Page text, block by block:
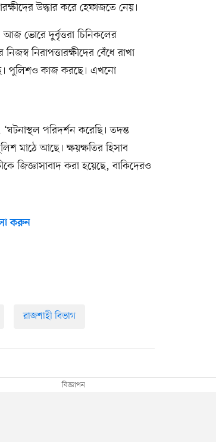
উদ্ধার করে হেফাজতে নেয়।
ভোরে দুর্বৃত্তরা চিনিকলের
নিরাপত্তারক্ষীদের বেঁধে রাখা
পুলিশও কাজ করছে। এখনো
পরিদর্শন করেছি। তদন্ত
মাঠে আছে। ক্ষয়ক্ষতির হিসাব
জিজ্ঞাসাবাদ করা হয়েছে, বাকিদেরও
করুন
রাজশাহী বিভাগ